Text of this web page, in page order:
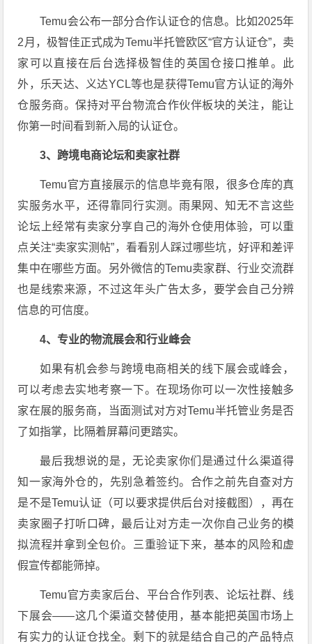
Temu会公布一部分合作认证仓的信息。比如2025年
2月，极智佳正式成为Temu半托管欧区“官方认证仓”，卖
家可以直接在后台选择极智佳的英国仓接口推单。此
外，乐天达、义达YCL等也是获得Temu官方认证的海外
仓服务商。保持对平台物流合作伙伴板块的关注，能让
你第一时间看到新入局的认证仓。
3、跨境电商论坛和卖家社群
Temu官方直接展示的信息毕竟有限，很多仓库的真
实服务水平，还得靠同行实测。雨果网、知无不言这些
论坛上经常有卖家分享自己的海外仓使用体验，可以重
点关注“卖家实测帖”，看看别人踩过哪些坑，好评和差评
集中在哪些方面。另外微信的Temu卖家群、行业交流群
也是线索来源，不过这年头广告太多，要学会自己分辨
信息的可信度。
4、专业的物流展会和行业峰会
如果有机会参与跨境电商相关的线下展会或峰会，
可以考虑去实地考察一下。在现场你可以一次性接触多
家在展的服务商，当面测试对方对Temu半托管业务是否
了如指掌，比隔着屏幕问更踏实。
最后我想说的是，无论卖家你们是通过什么渠道得
知一家海外仓的，先别急着签约。合作之前先自查对方
是不是Temu认证（可以要求提供后台对接截图），再在
卖家圈子打听口碑，最后让对方走一次你自己业务的模
拟流程并拿到全包价。三重验证下来，基本的风险和虚
假宣传都能筛掉。
Temu官方卖家后台、平台合作列表、论坛社群、线
下展会——这几个渠道交替使用，基本能把英国市场上
有实力的认证仓找全。剩下的就是结合自己的产品特点